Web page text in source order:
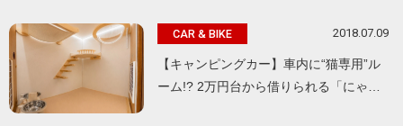
CAR & BIKE 2018.07.09
【キャンピングカー】車内に“猫専用”ル
ーム!? 2万円台から借りられる「にゃ…